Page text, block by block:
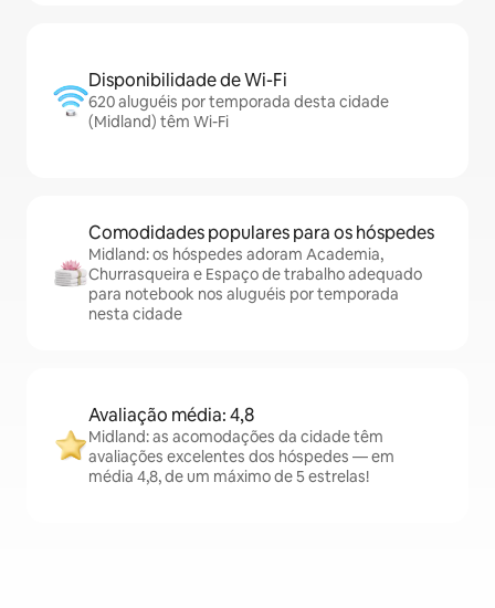
Disponibilidade de Wi-Fi
620 aluguéis por temporada desta cidade
(Midland) têm Wi-Fi
Comodidades populares para os hóspedes
Midland: os hóspedes adoram Academia,
Churrasqueira e Espaço de trabalho adequado
para notebook nos aluguéis por temporada
nesta cidade
Avaliação média: 4,8
Midland: as acomodações da cidade têm
avaliações excelentes dos hóspedes — em
média 4,8, de um máximo de 5 estrelas!